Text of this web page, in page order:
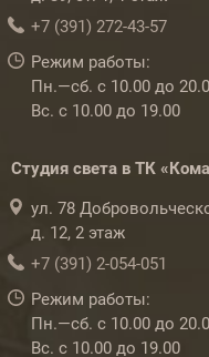
+7 (391) 272-43-57
Режим работы:
Пн.—сб. с 10.00 до
Вс. с 10.00 до 19.00
Студия света в ТК
ул. 78
д. 12, 2 этаж
+7 (391) 2-054-051
Режим работы:
Пн.—сб. с 10.00 до
Вс. с 10.00 до 19.00